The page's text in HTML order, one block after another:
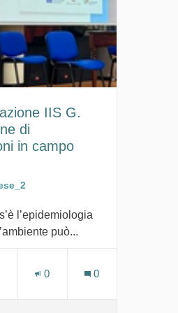
2014-2018 PER GENERE
IIS G.
di
in campo
l’epidemiologia
può...
0 0